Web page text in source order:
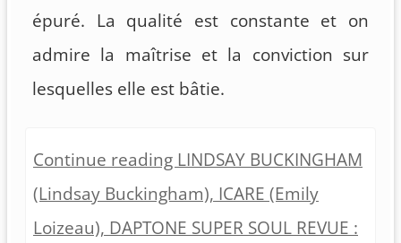
épuré. La qualité est constante et on
admire la maîtrise et la conviction sur
lesquelles elle est bâtie.
Continue reading LINDSAY BUCKINGHAM
(Lindsay Buckingham), ICARE (Emily
Loizeau), DAPTONE SUPER SOUL REVUE :